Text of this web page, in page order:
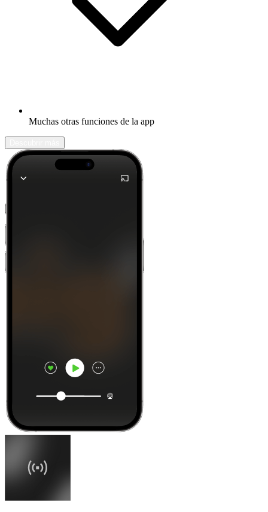
Muchas otras funciones de la app